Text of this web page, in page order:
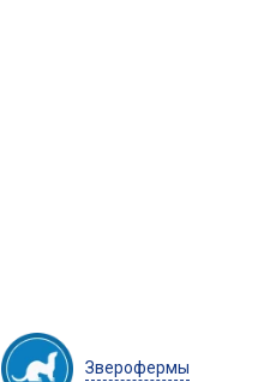
Зверофермы